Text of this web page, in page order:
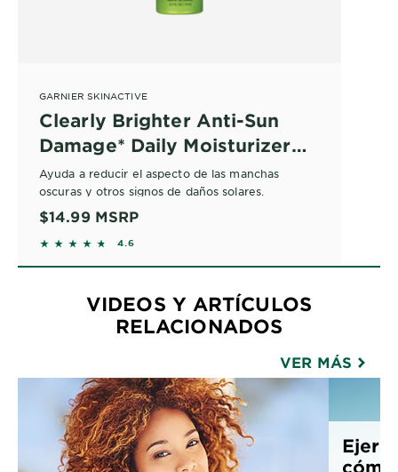
GARNIER SKINACTIVE
Clearly Brighter Anti-Sun
Damage* Daily Moisturizer
SPF 30
Ayuda a reducir el aspecto de las manchas
oscuras y otros signos de daños solares.
$14.99 MSRP
4.5744 out of 5 stars based on reviews
4.6
VIDEOS Y ARTÍCULOS
RELACIONADOS
VER MÁS